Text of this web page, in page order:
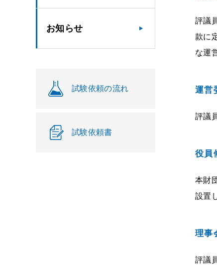
お知らせ
試験依頼の流れ
試験依頼書
評議
款に
な運
運営
評議
役員
本財
設置
理事
評議